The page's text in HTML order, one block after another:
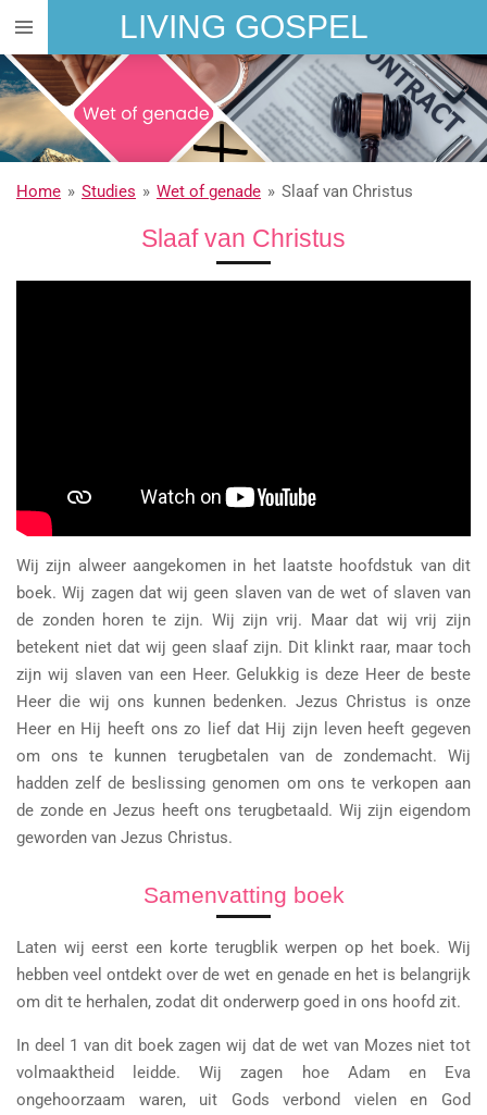
Ga
direct
naar
de
hoofdinhoud
LIVING GOSPEL
Home » Studies » Wet of genade » Slaaf van Christus
Slaaf van Christus
Wij zijn alweer aangekomen in het laatste hoofdstuk van dit
boek. Wij zagen dat wij geen slaven van de wet of slaven van
de zonden horen te zijn. Wij zijn vrij. Maar dat wij vrij zijn
betekent niet dat wij geen slaaf zijn. Dit klinkt raar, maar toch
zijn wij slaven van een Heer. Gelukkig is deze Heer de beste
Heer die wij ons kunnen bedenken. Jezus Christus is onze
Heer en Hij heeft ons zo lief dat Hij zijn leven heeft gegeven
om ons te kunnen terugbetalen van de zondemacht. Wij
hadden zelf de beslissing genomen om ons te verkopen aan
de zonde en Jezus heeft ons terugbetaald. Wij zijn eigendom
geworden van Jezus Christus.
Samenvatting boek
Laten wij eerst een korte terugblik werpen op het boek. Wij
hebben veel ontdekt over de wet en genade en het is belangrijk
om dit te herhalen, zodat dit onderwerp goed in ons hoofd zit.
In deel 1 van dit boek zagen wij dat de wet van Mozes niet tot
volmaaktheid leidde. Wij zagen hoe Adam en Eva
ongehoorzaam waren, uit Gods verbond vielen en God